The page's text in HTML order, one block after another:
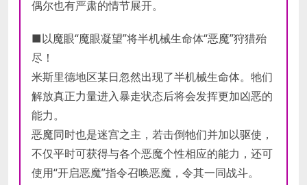
偶尔也有严肃的情节展开。
■以魔眼“魔眼凝望”将半机械生命体“恶魔”狩猎殆
尽！
米斯里德地区某日忽然出现了半机械生命体。牠们
解放真正力量进入暴走状态后将会发挥更加凶恶的
能力。
恶魔同时也是迷宫之主，若击倒牠们并加以驱使，
不仅平时可获得与各个恶魔个性相应的能力，还可
使用“开启恶魔”指令召唤恶魔，令其一同战斗。